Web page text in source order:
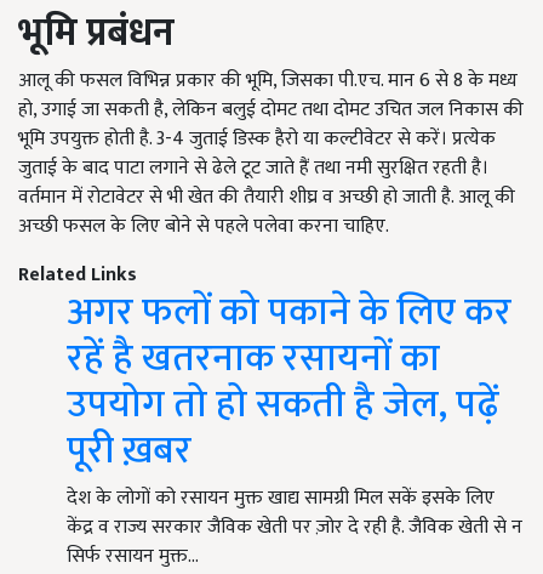
भूमि प्रबंधन
आलू की फसल विभिन्न प्रकार की भूमि, जिसका पी.एच. मान 6 से 8 के मध्य
हो, उगाई जा सकती है, लेकिन बलुई दोमट तथा दोमट उचित जल निकास की
भूमि उपयुक्त होती है. 3-4 जुताई डिस्क हैरो या कल्टीवेटर से करें। प्रत्येक
जुताई के बाद पाटा लगाने से ढेले टूट जाते हैं तथा नमी सुरक्षित रहती है।
वर्तमान में रोटावेटर से भी खेत की तैयारी शीघ्र व अच्छी हो जाती है. आलू की
अच्छी फसल के लिए बोने से पहले पलेवा करना चाहिए.
Related Links
अगर फलों को पकाने के लिए कर
रहें है खतरनाक रसायनों का
उपयोग तो हो सकती है जेल, पढ़ें
पूरी ख़बर
देश के लोगों को रसायन मुक्त खाद्य सामग्री मिल सकें इसके लिए
केंद्र व राज्य सरकार जैविक खेती पर ज़ोर दे रही है. जैविक खेती से न
सिर्फ रसायन मुक्त…